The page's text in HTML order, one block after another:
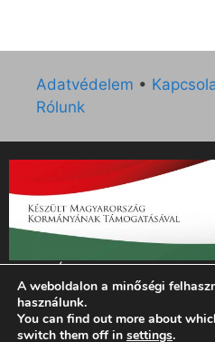
Adatvédelem •
Rólunk
„Az Új Ember katolikus
támogatását az EGYH-
szerződés keretében 3 000
Emberi Erőforrások
A weboldalon a minőségi
használunk.
You can find out more about
switch them off in settings.